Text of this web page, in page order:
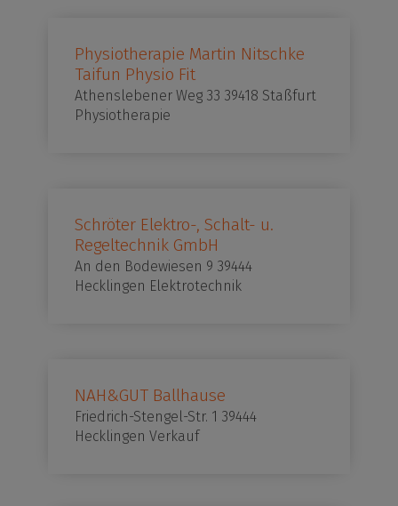
Physiotherapie Martin Nitschke
Taifun Physio Fit
Athenslebener Weg 33 39418 Staßfurt
Physiotherapie
Schröter Elektro-, Schalt- u.
Regeltechnik GmbH
An den Bodewiesen 9 39444
Hecklingen Elektrotechnik
NAH&GUT Ballhause
Friedrich-Stengel-Str. 1 39444
Hecklingen Verkauf